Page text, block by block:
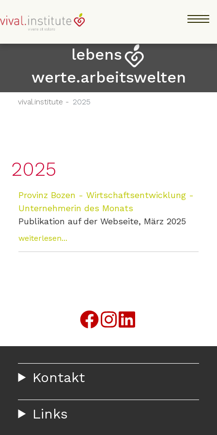
lebens
werte.arbeitswelten
vival.institute - 2025
2025
Provinz Bozen - Wirtschaftsentwicklung -
Unternehmerin des Monats
Publikation auf der Webseite, März 2025
weiterlesen...
Kontakt
Links